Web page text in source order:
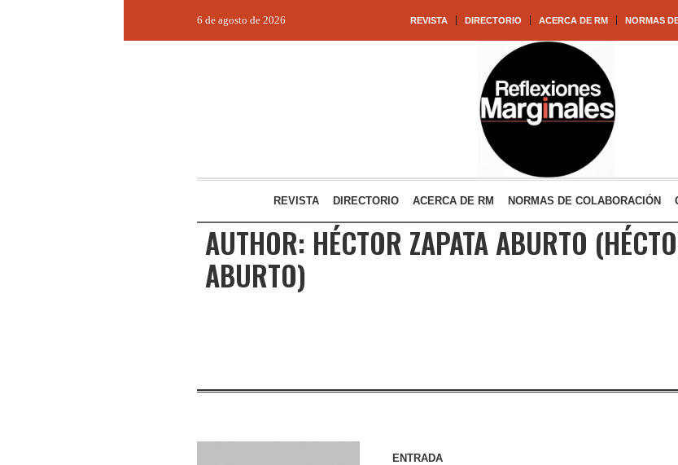
REVISTA DIRECTORIO ACERCA DE RM NORMAS
6 de agosto de 2026
REVISTA DIRECTORIO ACERCA DE RM NORMAS DE COLABORACIÓN
AUTHOR: HÉCTOR ZAPATA ABURTO
ABURTO)
ENTRADA